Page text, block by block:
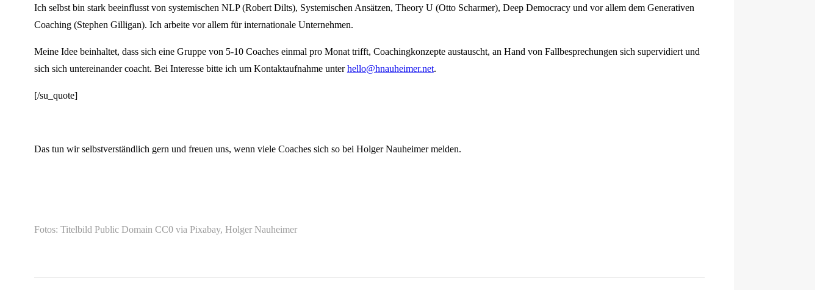
Ich selbst bin stark beeinflusst von systemischen NLP (Robert Dilts), Systemischen Ansätzen, Theory U (Otto Scharmer), Deep Democracy und vor allem dem Generativen
Coaching (Stephen Gilligan). Ich arbeite vor allem für internationale Unternehmen.
Meine Idee beinhaltet, dass sich eine Gruppe von 5-10 Coaches einmal pro Monat trifft, Coachingkonzepte austauscht, an Hand von Fallbesprechungen sich supervidiert und
sich sich untereinander coacht. Bei Interesse bitte ich um Kontaktaufnahme unterhello@hnauheimer.net.
[/su_quote]
Das tun wir selbstverständlich gern und freuen uns, wenn viele Coaches sich so bei Holger Nauheimer melden.
Fotos: Titelbild Public Domain CC0via Pixabay, Holger Nauheimer